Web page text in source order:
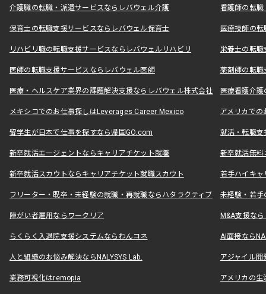
介護職の転職・派遣サービスならレバウェル介護 看護師の転
保育士の転職支援サービスならレバウェル保育士 医療技師の
リハビリ職の転職支援サービスならレバウェルリハビリ 栄養士の転
医師の転職支援サービスならレバウェル医師 薬剤師の転
医療・ヘルスケア業界の課題解決支援ならレバウェル株式会社 医療看護介
メキシコでのお仕事探しはLeverages Career Mexico アメリカで
留学生が日本で仕事を探すなら帰国GO.com 就活・転職
新卒就活エージェントならキャリアチケット就職 新卒就活無料
新卒就活スカウトならキャリアチケット就職スカウト 若手ハイキ
フリーター・既卒・未経験の就職・再就職ならハタラクティブ 未経験・若手
障がい者雇用ならワークリア M&A支援な
らくらく入退院支援システムならわんコネ AI面接なら
人と組織のお悩み解決ならNALYSYS Lab. アジャイル
業務可視化はremopia アメリカの